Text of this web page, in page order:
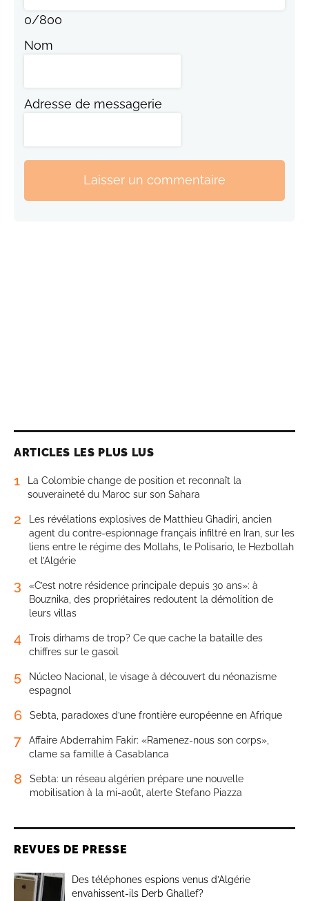
0/800
Nom
Adresse de messagerie
Laisser un commentaire
ARTICLES LES PLUS LUS
1
La Colombie change de position et reconnaît la
souveraineté du Maroc sur son Sahara
2
Les révélations explosives de Matthieu Ghadiri, ancien
agent du contre-espionnage français infiltré en Iran, sur les
liens entre le régime des Mollahs, le Polisario, le Hezbollah
et l’Algérie
3
«C’est notre résidence principale depuis 30 ans»: à
Bouznika, des propriétaires redoutent la démolition de
leurs villas
4
Trois dirhams de trop? Ce que cache la bataille des
chiffres sur le gasoil
5
Núcleo Nacional, le visage à découvert du néonazisme
espagnol
6 Sebta, paradoxes d’une frontière européenne en Afrique
7
Affaire Abderrahim Fakir: «Ramenez-nous son corps»,
clame sa famille à Casablanca
8
Sebta: un réseau algérien prépare une nouvelle
mobilisation à la mi-août, alerte Stefano Piazza
REVUES DE PRESSE
Des téléphones espions venus d’Algérie
envahissent-ils Derb Ghallef?